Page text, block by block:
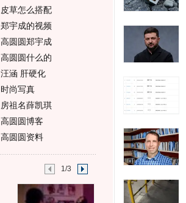
皮草怎么搭配
郑宇成的视频
高圆圆郑宇成
高圆圆什么的
汪涵 肝硬化
时尚写真
房祖名薛凯琪
高圆圆博客
高圆圆资料
1/3